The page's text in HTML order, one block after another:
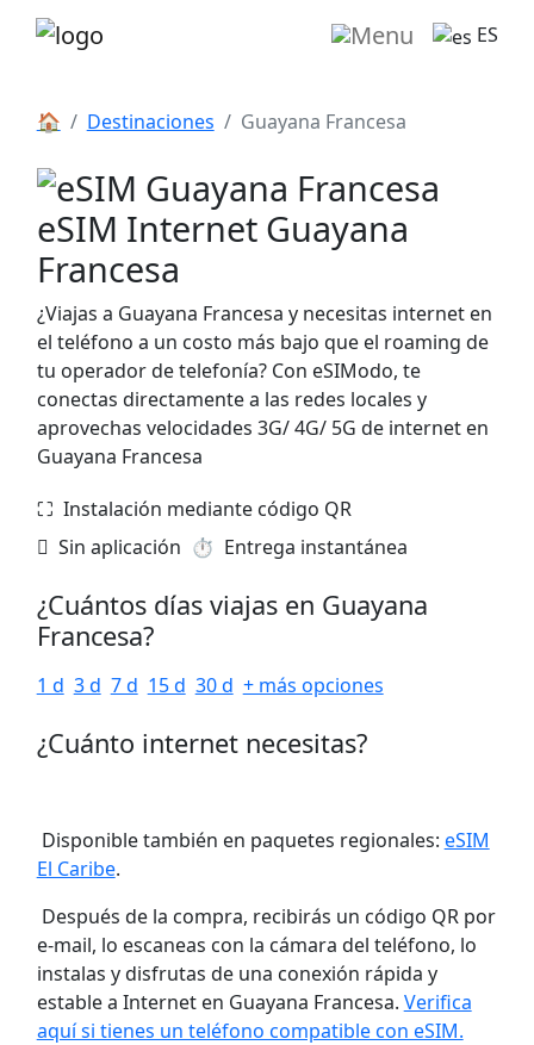
ES
🏠 Destinaciones Guayana Francesa
eSIM Internet Guayana
Francesa
¿Viajas a Guayana Francesa y necesitas internet en
el teléfono a un costo más bajo que el roaming de
tu operador de telefonía? Con eSIModo, te
conectas directamente a las redes locales y
aprovechas velocidades 3G/ 4G/ 5G de internet en
Guayana Francesa
⛶️️ Instalación mediante código QR
️ Sin aplicación ⏱️️ Entrega instantánea
¿Cuántos días viajas en Guayana
Francesa?
1 d 3 d 7 d 15 d 30 d + más opciones
¿Cuánto internet necesitas?
Disponible también en paquetes regionales: eSIM
El Caribe.
Después de la compra, recibirás un código QR por
e-mail, lo escaneas con la cámara del teléfono, lo
instalas y disfrutas de una conexión rápida y
estable a Internet en Guayana Francesa. Verifica
aquí si tienes un teléfono compatible con eSIM.